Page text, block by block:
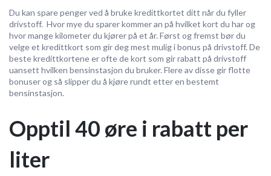
Du kan spare penger ved å bruke kredittkortet ditt når du fyller
drivstoff. Hvor mye du sparer kommer an på hvilket kort du har og
hvor mange kilometer du kjører på et år. Først og fremst bør du
velge et kredittkort som gir deg mest mulig i bonus på drivstoff. De
beste kredittkortene er ofte de kort som gir rabatt på drivstoff
uansett hvilken bensinstasjon du bruker. Flere av disse gir flotte
bonuser og så slipper du å kjøre rundt etter en bestemt
bensinstasjon.
Opptil 40 øre i rabatt per
liter